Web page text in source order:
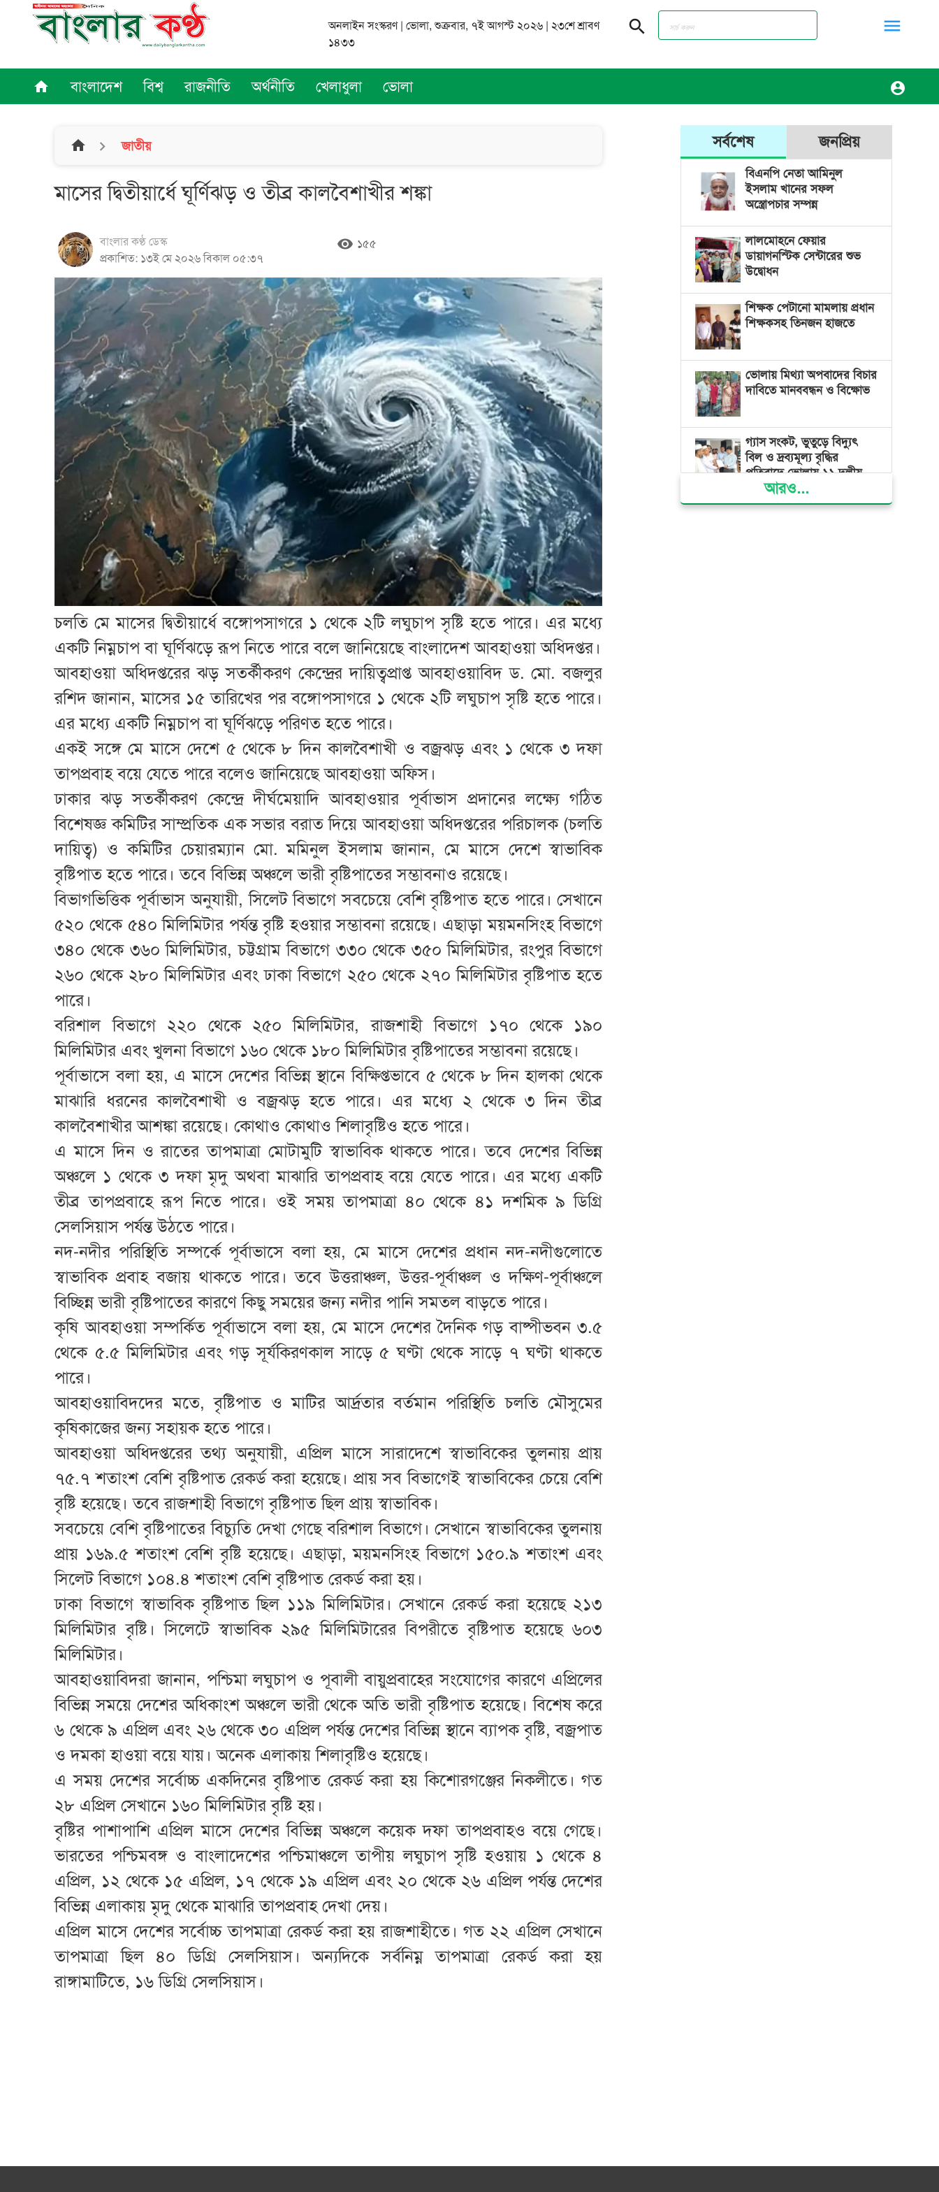
অনলাইন সংস্করণ | ভোলা, শুক্রবার, ৭ই আগস্ট ২০২৬ | ২৩শে শ্রাবণ
১৪৩৩
search menu
account_circle
home বাংলাদেশ বিশ্ব রাজনীতি অর্থনীতি খেলাধুলা ভোলা
home জাতীয়
মাসের দ্বিতীয়ার্ধে ঘূর্ণিঝড় ও তীব্র কালবৈশাখীর শঙ্কা
বাংলার কণ্ঠ ডেস্ক
প্রকাশিত: ১৩ই মে ২০২৬ বিকাল ০৫:৩৭
remove_red_eye ১৫৫
চলতি মে মাসের দ্বিতীয়ার্ধে বঙ্গোপসাগরে ১ থেকে ২টি লঘুচাপ সৃষ্টি হতে পারে। এর মধ্যে
একটি নিম্নচাপ বা ঘূর্ণিঝড়ে রূপ নিতে পারে বলে জানিয়েছে বাংলাদেশ আবহাওয়া অধিদপ্তর।
আবহাওয়া অধিদপ্তরের ঝড় সতর্কীকরণ কেন্দ্রের দায়িত্বপ্রাপ্ত আবহাওয়াবিদ ড. মো. বজলুর
রশিদ জানান, মাসের ১৫ তারিখের পর বঙ্গোপসাগরে ১ থেকে ২টি লঘুচাপ সৃষ্টি হতে পারে।
এর মধ্যে একটি নিম্নচাপ বা ঘূর্ণিঝড়ে পরিণত হতে পারে।
একই সঙ্গে মে মাসে দেশে ৫ থেকে ৮ দিন কালবৈশাখী ও বজ্রঝড় এবং ১ থেকে ৩ দফা
তাপপ্রবাহ বয়ে যেতে পারে বলেও জানিয়েছে আবহাওয়া অফিস।
ঢাকার ঝড় সতর্কীকরণ কেন্দ্রে দীর্ঘমেয়াদি আবহাওয়ার পূর্বাভাস প্রদানের লক্ষ্যে গঠিত
বিশেষজ্ঞ কমিটির সাম্প্রতিক এক সভার বরাত দিয়ে আবহাওয়া অধিদপ্তরের পরিচালক (চলতি
দায়িত্ব) ও কমিটির চেয়ারম্যান মো. মমিনুল ইসলাম জানান, মে মাসে দেশে স্বাভাবিক
বৃষ্টিপাত হতে পারে। তবে বিভিন্ন অঞ্চলে ভারী বৃষ্টিপাতের সম্ভাবনাও রয়েছে।
বিভাগভিত্তিক পূর্বাভাস অনুযায়ী, সিলেট বিভাগে সবচেয়ে বেশি বৃষ্টিপাত হতে পারে। সেখানে
৫২০ থেকে ৫৪০ মিলিমিটার পর্যন্ত বৃষ্টি হওয়ার সম্ভাবনা রয়েছে। এছাড়া ময়মনসিংহ বিভাগে
৩৪০ থেকে ৩৬০ মিলিমিটার, চট্টগ্রাম বিভাগে ৩৩০ থেকে ৩৫০ মিলিমিটার, রংপুর বিভাগে
২৬০ থেকে ২৮০ মিলিমিটার এবং ঢাকা বিভাগে ২৫০ থেকে ২৭০ মিলিমিটার বৃষ্টিপাত হতে
পারে।
বরিশাল বিভাগে ২২০ থেকে ২৫০ মিলিমিটার, রাজশাহী বিভাগে ১৭০ থেকে ১৯০
মিলিমিটার এবং খুলনা বিভাগে ১৬০ থেকে ১৮০ মিলিমিটার বৃষ্টিপাতের সম্ভাবনা রয়েছে।
পূর্বাভাসে বলা হয়, এ মাসে দেশের বিভিন্ন স্থানে বিক্ষিপ্তভাবে ৫ থেকে ৮ দিন হালকা থেকে
মাঝারি ধরনের কালবৈশাখী ও বজ্রঝড় হতে পারে। এর মধ্যে ২ থেকে ৩ দিন তীব্র
কালবৈশাখীর আশঙ্কা রয়েছে। কোথাও কোথাও শিলাবৃষ্টিও হতে পারে।
এ মাসে দিন ও রাতের তাপমাত্রা মোটামুটি স্বাভাবিক থাকতে পারে। তবে দেশের বিভিন্ন
অঞ্চলে ১ থেকে ৩ দফা মৃদু অথবা মাঝারি তাপপ্রবাহ বয়ে যেতে পারে। এর মধ্যে একটি
তীব্র তাপপ্রবাহে রূপ নিতে পারে। ওই সময় তাপমাত্রা ৪০ থেকে ৪১ দশমিক ৯ ডিগ্রি
সেলসিয়াস পর্যন্ত উঠতে পারে।
নদ-নদীর পরিস্থিতি সম্পর্কে পূর্বাভাসে বলা হয়, মে মাসে দেশের প্রধান নদ-নদীগুলোতে
স্বাভাবিক প্রবাহ বজায় থাকতে পারে। তবে উত্তরাঞ্চল, উত্তর-পূর্বাঞ্চল ও দক্ষিণ-পূর্বাঞ্চলে
বিচ্ছিন্ন ভারী বৃষ্টিপাতের কারণে কিছু সময়ের জন্য নদীর পানি সমতল বাড়তে পারে।
কৃষি আবহাওয়া সম্পর্কিত পূর্বাভাসে বলা হয়, মে মাসে দেশের দৈনিক গড় বাষ্পীভবন ৩.৫
থেকে ৫.৫ মিলিমিটার এবং গড় সূর্যকিরণকাল সাড়ে ৫ ঘণ্টা থেকে সাড়ে ৭ ঘণ্টা থাকতে
পারে।
আবহাওয়াবিদদের মতে, বৃষ্টিপাত ও মাটির আর্দ্রতার বর্তমান পরিস্থিতি চলতি মৌসুমের
কৃষিকাজের জন্য সহায়ক হতে পারে।
আবহাওয়া অধিদপ্তরের তথ্য অনুযায়ী, এপ্রিল মাসে সারাদেশে স্বাভাবিকের তুলনায় প্রায়
৭৫.৭ শতাংশ বেশি বৃষ্টিপাত রেকর্ড করা হয়েছে। প্রায় সব বিভাগেই স্বাভাবিকের চেয়ে বেশি
বৃষ্টি হয়েছে। তবে রাজশাহী বিভাগে বৃষ্টিপাত ছিল প্রায় স্বাভাবিক।
সবচেয়ে বেশি বৃষ্টিপাতের বিচ্যুতি দেখা গেছে বরিশাল বিভাগে। সেখানে স্বাভাবিকের তুলনায়
প্রায় ১৬৯.৫ শতাংশ বেশি বৃষ্টি হয়েছে। এছাড়া, ময়মনসিংহ বিভাগে ১৫০.৯ শতাংশ এবং
সিলেট বিভাগে ১০৪.৪ শতাংশ বেশি বৃষ্টিপাত রেকর্ড করা হয়।
ঢাকা বিভাগে স্বাভাবিক বৃষ্টিপাত ছিল ১১৯ মিলিমিটার। সেখানে রেকর্ড করা হয়েছে ২১৩
মিলিমিটার বৃষ্টি। সিলেটে স্বাভাবিক ২৯৫ মিলিমিটারের বিপরীতে বৃষ্টিপাত হয়েছে ৬০৩
মিলিমিটার।
আবহাওয়াবিদরা জানান, পশ্চিমা লঘুচাপ ও পূবালী বায়ুপ্রবাহের সংযোগের কারণে এপ্রিলের
বিভিন্ন সময়ে দেশের অধিকাংশ অঞ্চলে ভারী থেকে অতি ভারী বৃষ্টিপাত হয়েছে। বিশেষ করে
৬ থেকে ৯ এপ্রিল এবং ২৬ থেকে ৩০ এপ্রিল পর্যন্ত দেশের বিভিন্ন স্থানে ব্যাপক বৃষ্টি, বজ্রপাত
ও দমকা হাওয়া বয়ে যায়। অনেক এলাকায় শিলাবৃষ্টিও হয়েছে।
এ সময় দেশের সর্বোচ্চ একদিনের বৃষ্টিপাত রেকর্ড করা হয় কিশোরগঞ্জের নিকলীতে। গত
২৮ এপ্রিল সেখানে ১৬০ মিলিমিটার বৃষ্টি হয়।
বৃষ্টির পাশাপাশি এপ্রিল মাসে দেশের বিভিন্ন অঞ্চলে কয়েক দফা তাপপ্রবাহও বয়ে গেছে।
ভারতের পশ্চিমবঙ্গ ও বাংলাদেশের পশ্চিমাঞ্চলে তাপীয় লঘুচাপ সৃষ্টি হওয়ায় ১ থেকে ৪
এপ্রিল, ১২ থেকে ১৫ এপ্রিল, ১৭ থেকে ১৯ এপ্রিল এবং ২০ থেকে ২৬ এপ্রিল পর্যন্ত দেশের
বিভিন্ন এলাকায় মৃদু থেকে মাঝারি তাপপ্রবাহ দেখা দেয়।
এপ্রিল মাসে দেশের সর্বোচ্চ তাপমাত্রা রেকর্ড করা হয় রাজশাহীতে। গত ২২ এপ্রিল সেখানে
তাপমাত্রা ছিল ৪০ ডিগ্রি সেলসিয়াস। অন্যদিকে সর্বনিম্ন তাপমাত্রা রেকর্ড করা হয়
রাঙ্গামাটিতে, ১৬ ডিগ্রি সেলসিয়াস।
সর্বশেষ জনপ্রিয়
বিএনপি নেতা আমিনুল
ইসলাম খানের সফল
অস্ত্রোপচার সম্পন্ন
লালমোহনে ফেয়ার
ডায়াগনস্টিক সেন্টারের শুভ
উদ্বোধন
শিক্ষক পেটানো মামলায় প্রধান
শিক্ষকসহ তিনজন হাজতে
ভোলায় মিথ্যা অপবাদের বিচার
দাবিতে মানববন্ধন ও বিক্ষোভ
গ্যাস সংকট, ভুতুড়ে বিদ্যুৎ
বিল ও দ্রব্যমূল্য বৃদ্ধির
প্রতিবাদে ভোলায় ১১ দলীয়
ঐক্যের প্রধানমন্ত্রী বরাবর
স্মারকলিপি প্রদান
আরও...